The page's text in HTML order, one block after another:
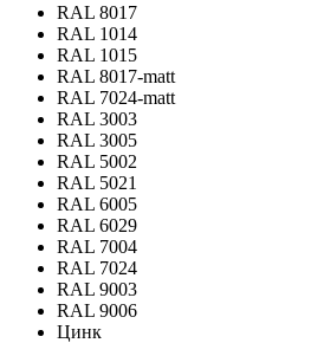
RAL 8017
RAL 1014
RAL 1015
RAL 8017-matt
RAL 7024-matt
RAL 3003
RAL 3005
RAL 5002
RAL 5021
RAL 6005
RAL 6029
RAL 7004
RAL 7024
RAL 9003
RAL 9006
Цинк